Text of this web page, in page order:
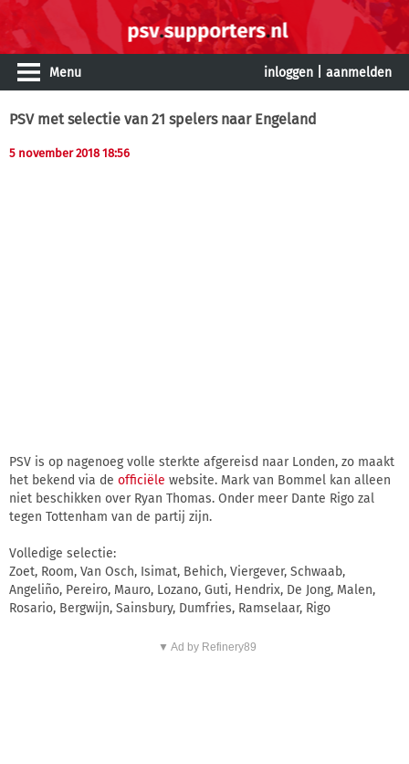
Menu inloggen aanmelden
PSV met selectie van 21 spelers naar Engeland
5 november 2018 18:56
PSV is op nagenoeg volle sterkte afgereisd naar Londen, zo maakt
het bekend via de officiële website. Mark van Bommel kan alleen
niet beschikken over Ryan Thomas. Onder meer Dante Rigo zal
tegen Tottenham van de partij zijn.
Volledige selectie:
Zoet, Room, Van Osch, Isimat, Behich, Viergever, Schwaab,
Angeliño, Pereiro, Mauro, Lozano, Guti, Hendrix, De Jong, Malen,
Rosario, Bergwijn, Sainsbury, Dumfries, Ramselaar, Rigo
▼ Ad by Refinery89